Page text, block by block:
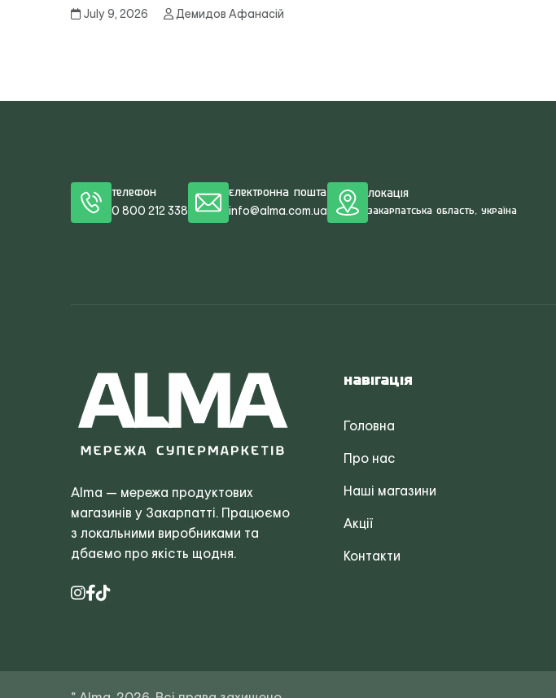
July 9, 2026 Демидов Афанасій
Телефон
0 800 212 338
Електронна пошта
info@alma.com.ua
Локація
Закарпатська область, Україна
Alma — мережа продуктових
магазинів у Закарпатті. Працюємо
з локальними виробниками та
дбаємо про якість щодня.
Навігація
Головна
Про нас
Наші магазини
Акції
Контакти